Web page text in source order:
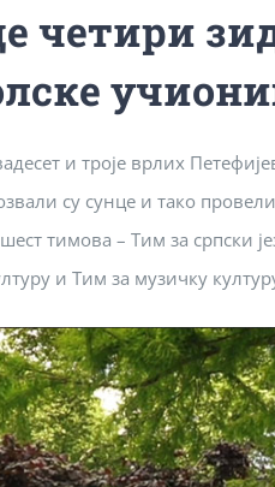
четири
и троје врлих
су сунце и тако
тимова – Тим за српски
и Тим за музичку